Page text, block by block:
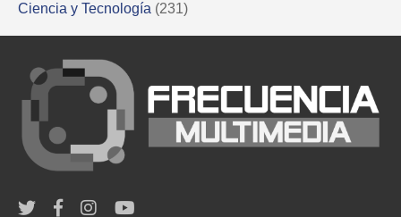
Ciencia y Tecnología (231)